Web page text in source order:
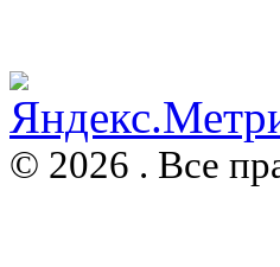
© 2026 . Все